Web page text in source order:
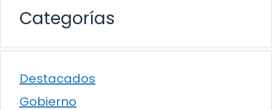
Categorías
Destacados
Gobierno